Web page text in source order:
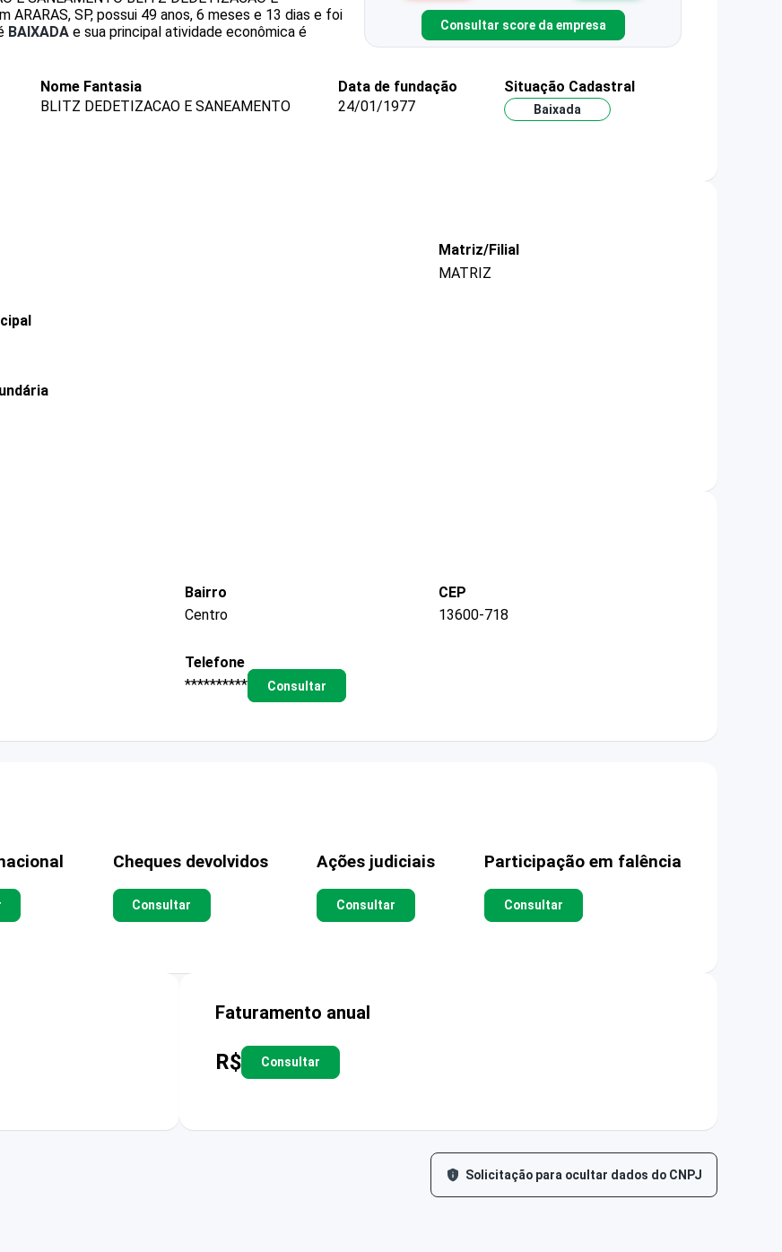
ARARAS, SP, possui 49 anos, 6 meses e 13 dias e foi
BAIXADA e sua principal atividade econômica é
Consultar score da empresa
Nome Fantasia
BLITZ DEDETIZACAO E SANEAMENTO
Data de fundação
24/01/1977
Situação Cadastral
Baixada
Matriz/Filial
MATRIZ
Bairro
Centro
CEP
13600-718
Telefone
**********
Consultar
Cheques devolvidos
Consultar
Ações judiciais
Consultar
Participação em falência
Consultar
Faturamento anual
R$ Consultar
Solicitação para ocultar dados do CNPJ